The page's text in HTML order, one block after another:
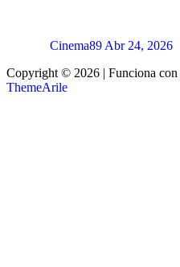
Cinema89 Abr 24, 2026
Copyright © 2026 | Funciona con
ThemeArile